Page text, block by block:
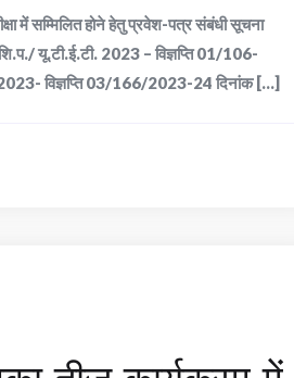
में सम्मिलित होने हेतु प्रवेश-पत्र संबंधी सूचना
यू.टी.ई.टी. 2023 – विज्ञप्ति 01/106-
विज्ञप्ति 03/166/2023-24 दिनांक [...]